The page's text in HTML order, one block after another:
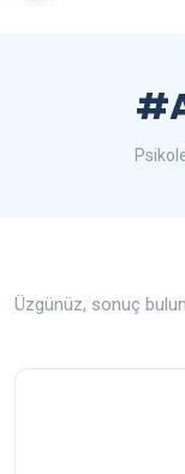
Üzgünüz, sonuç